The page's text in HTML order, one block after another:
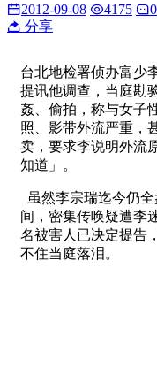
2012-09-08 4175
0
分享
台北地检署侦办富少
提讯他调查，当庭勘
姦、偷拍，称与女子
照、影带外流严重，
卖，要求李说明外流
知道」。
虽然李宗瑞迄今仍
间，密集传唤疑遭李
名被害人已决定提告
不住当庭落泪。